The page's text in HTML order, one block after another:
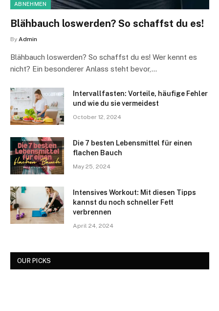
ABNEHMEN
Blähbauch loswerden? So schaffst du es!
By Admin
Blähbauch loswerden? So schaffst du es! Wer kennt es
nicht? Ein besonderer Anlass steht bevor,…
Intervallfasten: Vorteile, häufige Fehler
und wie du sie vermeidest
October 12, 2024
Die 7 besten Lebensmittel für einen
flachen Bauch
May 25, 2024
Intensives Workout: Mit diesen Tipps
kannst du noch schneller Fett
verbrennen
April 24, 2024
OUR PICKS